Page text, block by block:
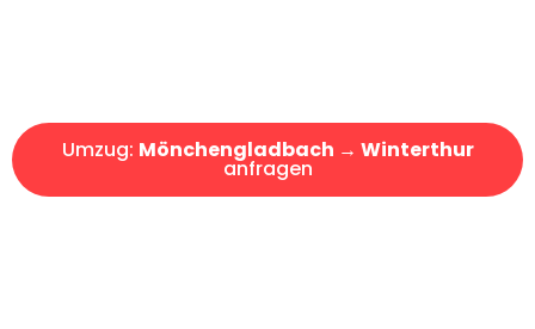
Umzug: Mönchengladbach → Winterthur
anfragen